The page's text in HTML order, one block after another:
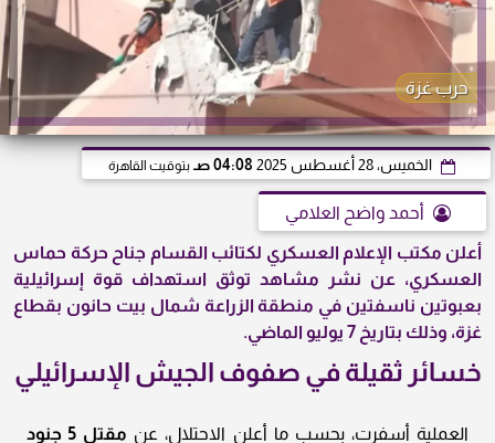
حرب غزة
الخميس، 28 أغسطس 2025 04:08 صـ بتوقيت القاهرة
أحمد واضح العلامي
أعلن مكتب الإعلام العسكري لكتائب القسام جناح حركة حماس
العسكري، عن نشر مشاهد توثق استهداف قوة إسرائيلية
بعبوتين ناسفتين في منطقة الزراعة شمال بيت حانون بقطاع
غزة، وذلك بتاريخ 7 يوليو الماضي .
خسائر ثقيلة في صفوف الجيش الإسرائيلي
العملية أسفرت، بحسب ما أعلن الاحتلال، عن
مقتل 5 جنود